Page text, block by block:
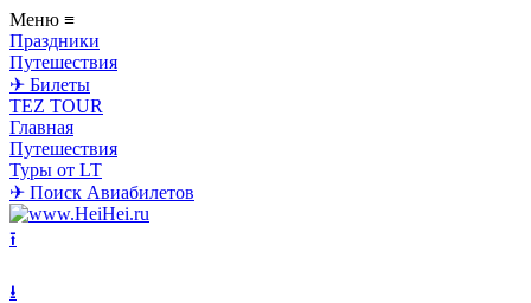
Меню ≡
Праздники
Путешествия
✈ Билеты
TEZ TOUR
Главная
Путешествия
Туры от LT
✈ Поиск Авиабилетов
⭱
⭳